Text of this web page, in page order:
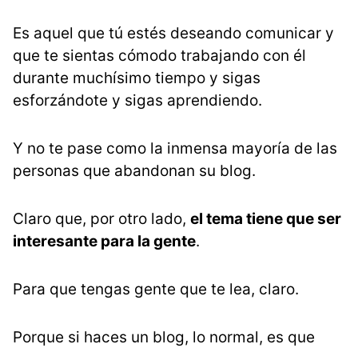
Es aquel que tú estés deseando comunicar y
que te sientas cómodo trabajando con él
durante muchísimo tiempo y sigas
esforzándote y sigas aprendiendo.
Y no te pase como la inmensa mayoría de las
personas que abandonan su blog.
Claro que, por otro lado, el tema tiene que ser
interesante para la gente.
Para que tengas gente que te lea, claro.
Porque si haces un blog, lo normal, es que